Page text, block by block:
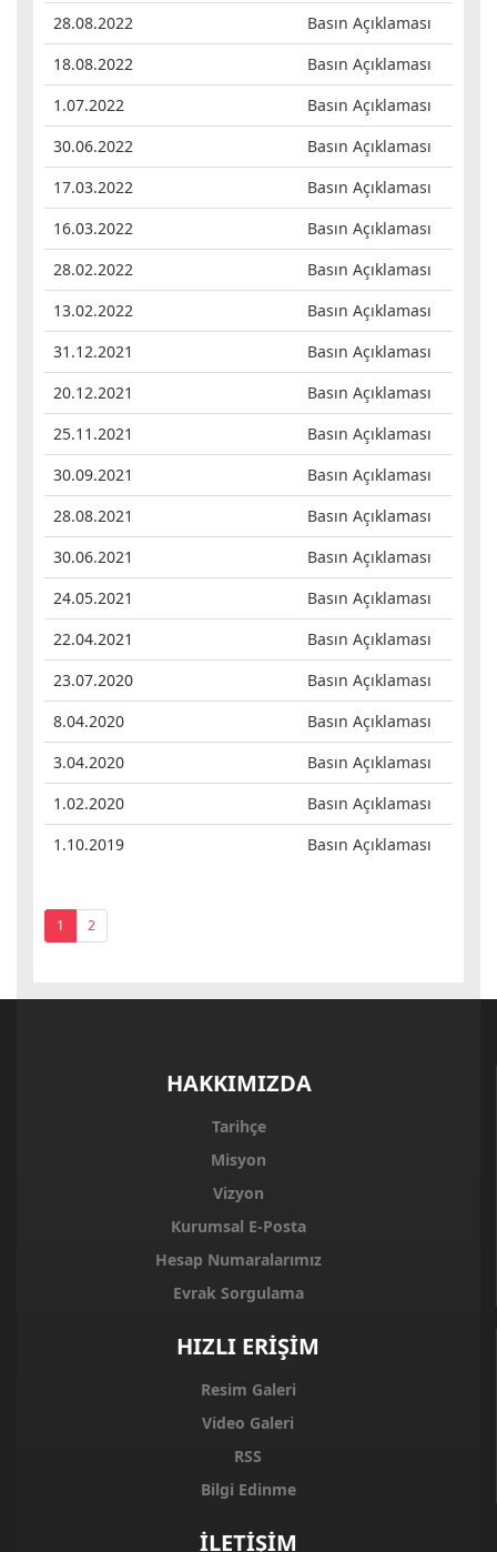
28.08.2022
Basın Açıklaması
18.08.2022
Basın Açıklaması
1.07.2022
Basın Açıklaması
30.06.2022
Basın Açıklaması
17.03.2022
Basın Açıklaması
16.03.2022
Basın Açıklaması
28.02.2022
Basın Açıklaması
13.02.2022
Basın Açıklaması
31.12.2021
Basın Açıklaması
20.12.2021
Basın Açıklaması
25.11.2021
Basın Açıklaması
30.09.2021
Basın Açıklaması
28.08.2021
Basın Açıklaması
30.06.2021
Basın Açıklaması
24.05.2021
Basın Açıklaması
22.04.2021
Basın Açıklaması
23.07.2020
Basın Açıklaması
8.04.2020
Basın Açıklaması
3.04.2020
Basın Açıklaması
1.02.2020
Basın Açıklaması
1.10.2019
Basın Açıklaması
1 2
HAKKIMIZDA
Tarihçe
Misyon
Vizyon
Kurumsal E-Posta
Hesap Numaralarımız
Evrak Sorgulama
HIZLI ERİŞİM
Resim Galeri
Video Galeri
RSS
Bilgi Edinme
İLETİŞİM